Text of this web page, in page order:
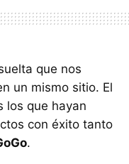
que nos
un mismo sitio. El
los que hayan
con éxito tanto
.